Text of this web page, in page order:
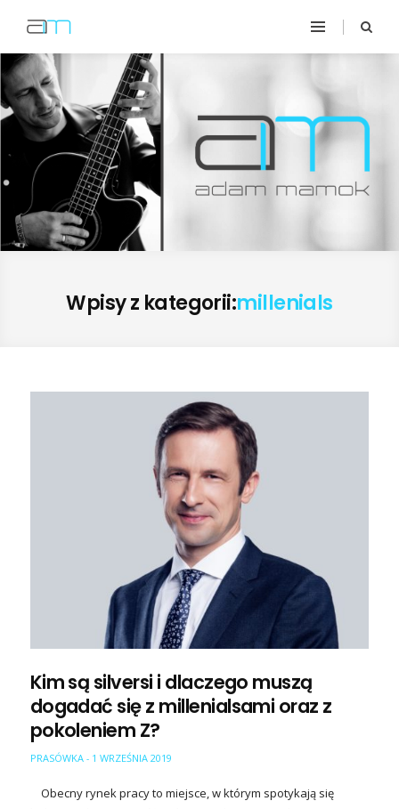
Wpisy z kategorii:millenials
Kim są silversi i dlaczego muszą
dogadać się z millenialsami oraz z
pokoleniem Z?
PRASÓWKA - 1 WRZEŚNIA 2019
Obecny rynek pracy to miejsce, w którym spotykają się